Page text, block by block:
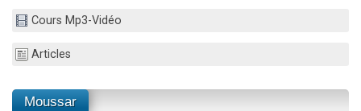
Cours Mp3-Vidéo
Articles
Moussar